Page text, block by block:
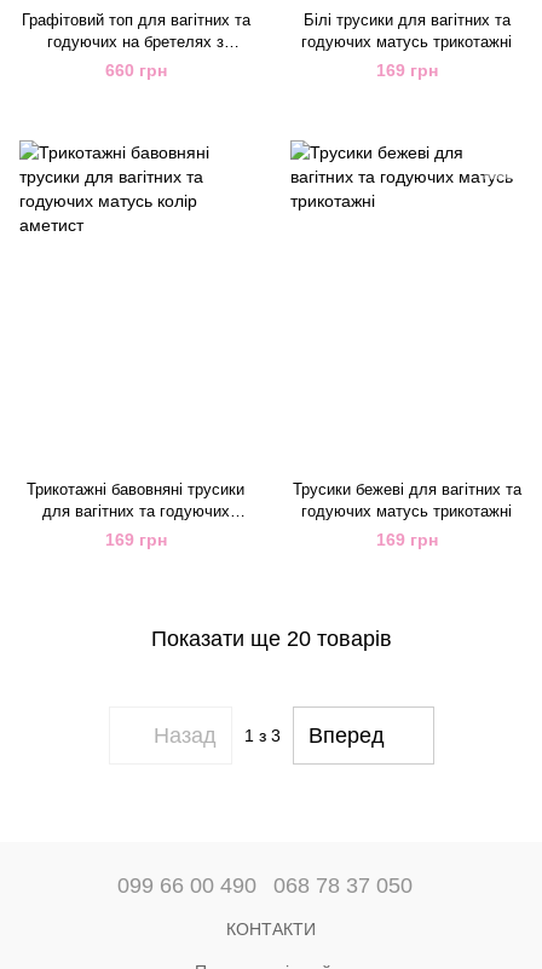
Графітовий топ для вагітних та
годуючих на бретелях з
кліпсами
660 грн
Білі трусики для вагітних та
годуючих матусь трикотажні
169 грн
Трикотажні бавовняні трусики
для вагітних та годуючих
матусь колір аметист
169 грн
Трусики бежеві для вагітних та
годуючих матусь трикотажні
169 грн
Показати ще 20 товарів
Назад 1з 3 Вперед
099 66 00 490 068 78 37 050
КОНТАКТИ